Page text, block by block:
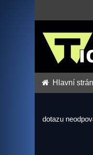
Hlavní
dotazu